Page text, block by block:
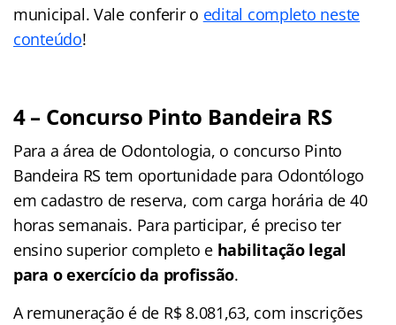
municipal. Vale conferir o edital completo neste
conteúdo!
4 – Concurso Pinto Bandeira RS
Para a área de Odontologia, o concurso Pinto
Bandeira RS tem oportunidade para Odontólogo
em cadastro de reserva, com carga horária de 40
horas semanais. Para participar, é preciso ter
ensino superior completo e habilitação legal
para o exercício da profissão.
A remuneração é de R$ 8.081,63, com inscrições